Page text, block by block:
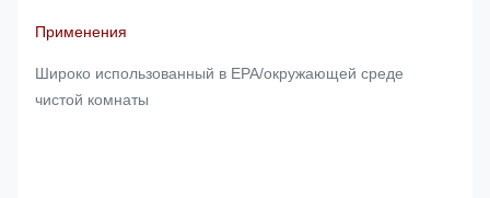
Применения
Широко использованный в EPA/окружающей среде
чистой комнаты